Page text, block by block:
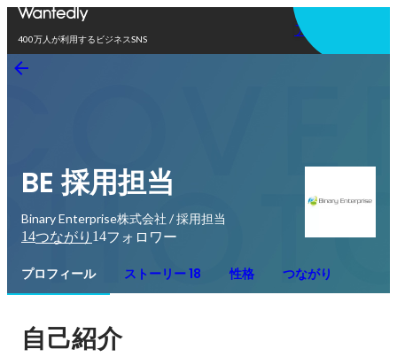
400万人が利用するビジネスSNS
アプリを使う
BE 採用担当
Binary Enterprise株式会社 / 採用担当
14つながり 14フォロワー
プロフィール ストーリー 18 性格 つながり
自己紹介